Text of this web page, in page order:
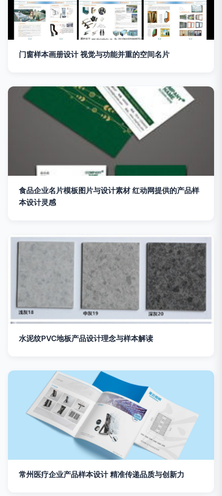
门窗样本画册设计 视觉与功能并重的空间名片
食品企业名片模板图片与设计素材 红动网提供的产品样
本设计灵感
水泥纹PVC地板产品设计理念与样本解读
常州医疗企业产品样本设计 精准传递品质与创新力